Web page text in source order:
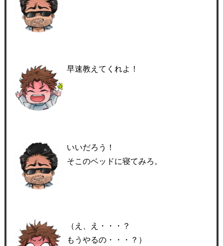
早速教えてくれよ！
いいだろう！
そこのベッドに寝てみろ。
（え、え・・・？
もうやるの・・・？）